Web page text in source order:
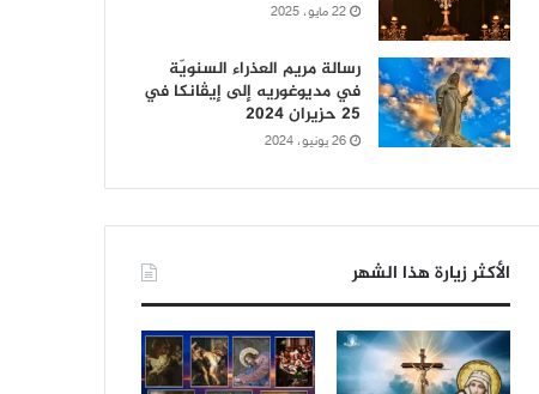
22 مايو، 2025
رسالة مريم العذراء السنويّة
في مديوغوريه إلى إيڤانكا في
25 حزيران 2024
26 يونيو، 2024
الأكثر زيارة هذا الشهر